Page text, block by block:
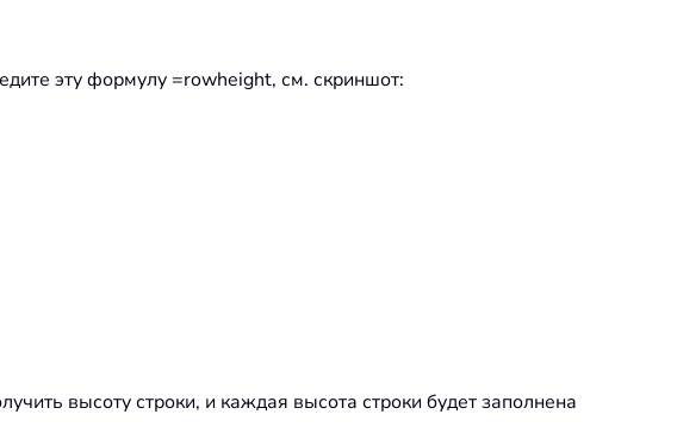
эту формулу =rowheight, см. скриншот:
высоту строки, и каждая высота строки будет заполнена